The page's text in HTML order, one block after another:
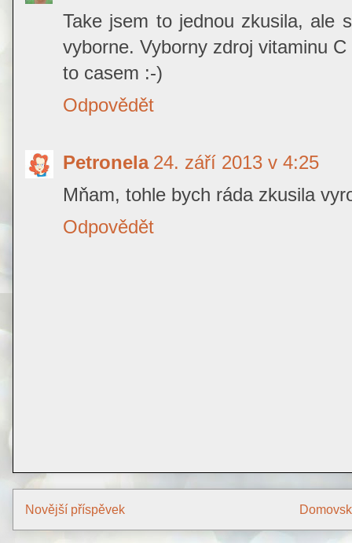
Take jsem to jednou zkusila, ale
vyborne. Vyborny zdroj vitaminu
to casem :-)
Odpovědět
Petronela 24. září 2013 v 4:25
Mňam, tohle bych ráda zkusila
Odpovědět
Novější příspěvek